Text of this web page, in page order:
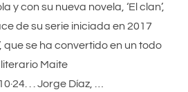
y con su nueva novela, ‘El clan’,
de su serie iniciada en 2017
que se ha convertido en un todo
Maite
. . Jorge Díaz, …